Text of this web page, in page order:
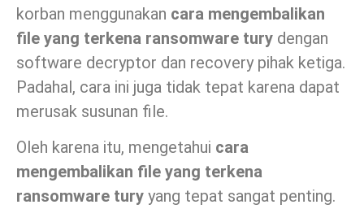
korban menggunakan cara mengembalikan
file yang terkena ransomware tury dengan
software decryptor dan recovery pihak ketiga.
Padahal, cara ini juga tidak tepat karena dapat
merusak susunan file.
Oleh karena itu, mengetahui cara
mengembalikan file yang terkena
ransomware tury yang tepat sangat penting.